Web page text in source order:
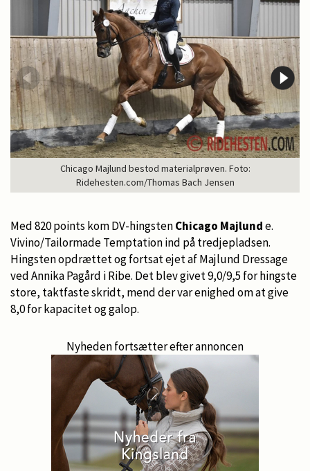
Chicago Majlund bestod materialprøven. Foto:
Ridehesten.com/Thomas Bach Jensen
Med 820 points kom DV-hingstenChicago Majlunde.
Vivino/Tailormade Temptation ind på tredjepladsen.
Hingsten opdrættet og fortsat ejet af Majlund Dressage
ved Annika Pagård i Ribe. Det blev givet 9,0/9,5 for hingste
store, taktfaste skridt, mend der var enighed om at give
8,0 for kapacitet og galop.
Nyheden fortsætter efter annoncen